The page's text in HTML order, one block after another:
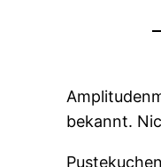
bekannt.